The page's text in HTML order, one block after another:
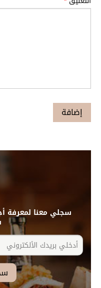
سجلي معنا لمعرفة